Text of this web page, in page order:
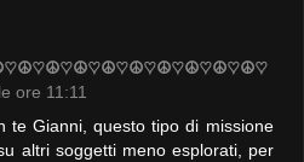
ore 11:11
te Gianni, questo tipo di missione
altri soggetti meno esplorati, per